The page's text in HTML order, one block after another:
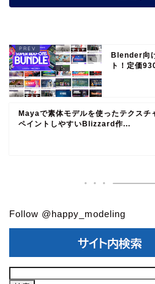
Blender向
ト！定価
Mayaで素体モデルを使ったテクスチ
ペイントしやすいBlizzard作...
Follow @happy_modeling